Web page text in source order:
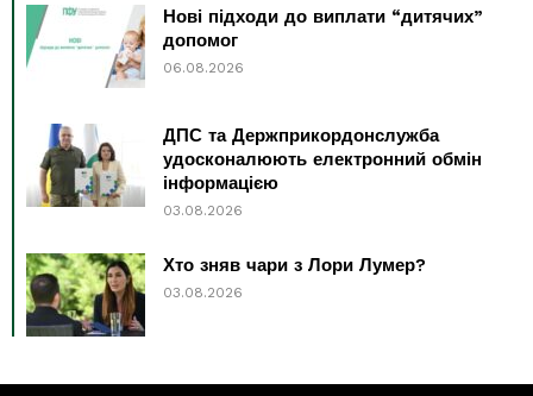
Нові підходи до виплати “дитячих”
допомог
06.08.2026
ДПС та Держприкордонслужба
удосконалюють електронний обмін
інформацією
03.08.2026
Хто зняв чари з Лори Лумер?
03.08.2026